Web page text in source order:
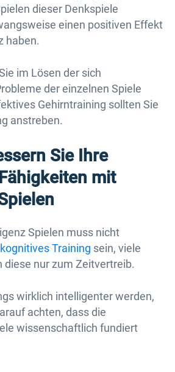
dieser Denkspiele
einen positiven Effekt
haben.
im Lösen der sich
der einzelnen Spiele
Gehirntraining sollten Sie
anstreben.
Sie Ihre
mit
Spielen muss nicht
kognitives Training sein, viele
diese nur zum Zeitvertreib.
wirklich intelligenter werden,
achten, dass die
wissenschaftlich fundiert